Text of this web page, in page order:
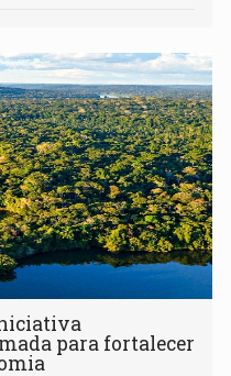
para fortalecer